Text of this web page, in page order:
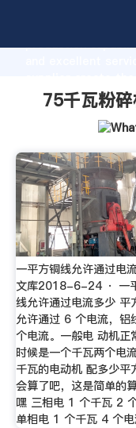
production
customers.
75千瓦粉
一平方铜线允许通过电流
文库2018-6-24 · 一
线允许通过电流多少 平
允许通过 6 个电流，铝
个电流。一般电 动机正
时候是一个千瓦两个电
千瓦的电动机 配多少平
会算了吧，这是简单的
嘿 三相电 1 个千瓦 2
单相电 1 个千瓦 4 个电